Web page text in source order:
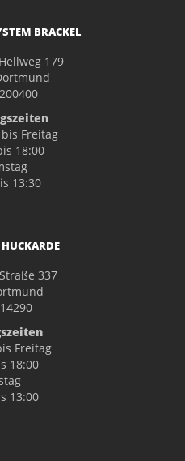
BRACKEL
179
Freitag
18:00
13:30
337
Freitag
18:00
13:00